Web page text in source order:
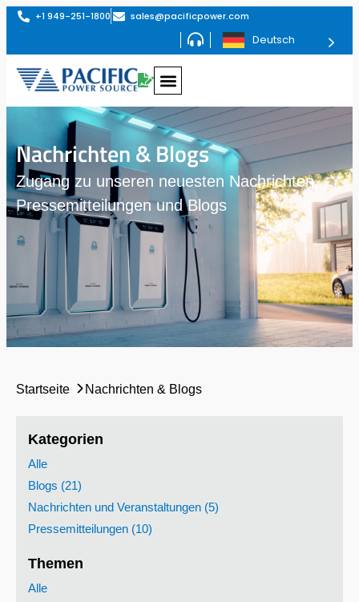
+1 949-251-1800 sales@pacificpower.com
Deutsch
Nachrichten & Blogs
Zugang zu unseren neuesten Nachrichten,
Pressemitteilungen und Blogs
Startseite Nachrichten & Blogs
Kategorien
Alle
Blogs (21)
Nachrichten und Veranstaltungen (5)
Pressemitteilungen (10)
Themen
Alle